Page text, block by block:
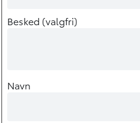
Besked (valgfri)
Navn